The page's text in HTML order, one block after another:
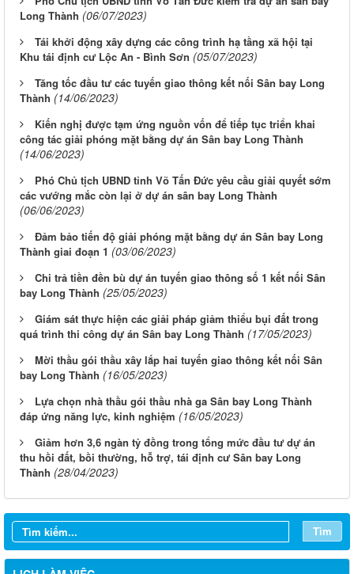
Long Thành (06/07/2023)
Tái khởi động xây dựng các công trình hạ tầng xã hội tại
Khu tái định cư Lộc An - Bình Sơn (05/07/2023)
Tăng tốc đầu tư các tuyến giao thông kết nối Sân bay Long
Thành (14/06/2023)
Kiến nghị được tạm ứng nguồn vốn để tiếp tục triển khai
công tác giải phóng mặt bằng dự án Sân bay Long Thành
(14/06/2023)
Phó Chủ tịch UBND tỉnh Võ Tấn Đức yêu cầu giải quyết sớm
các vướng mắc còn lại ở dự án sân bay Long Thành
(06/06/2023)
Đảm bảo tiến độ giải phóng mặt bằng dự án Sân bay Long
Thành giai đoạn 1 (03/06/2023)
Chi trả tiền đền bù dự án tuyến giao thông số 1 kết nối Sân
bay Long Thành (25/05/2023)
Giám sát thực hiện các giải pháp giảm thiểu bụi đất trong
quá trình thi công dự án Sân bay Long Thành (17/05/2023)
Mời thầu gói thầu xây lắp hai tuyến giao thông kết nối Sân
bay Long Thành (16/05/2023)
Lựa chọn nhà thầu gói thầu nhà ga Sân bay Long Thành
đáp ứng năng lực, kinh nghiệm (16/05/2023)
Giảm hơn 3,6 ngàn tỷ đồng trong tổng mức đầu tư dự án
thu hồi đất, bồi thường, hỗ trợ, tái định cư Sân bay Long
Thành (28/04/2023)
Tìm
Từ ngày 03/8/2026 đến ngày 09/8/2026
Từ ngày 20/7/2026 đến ngày 26/7/2026